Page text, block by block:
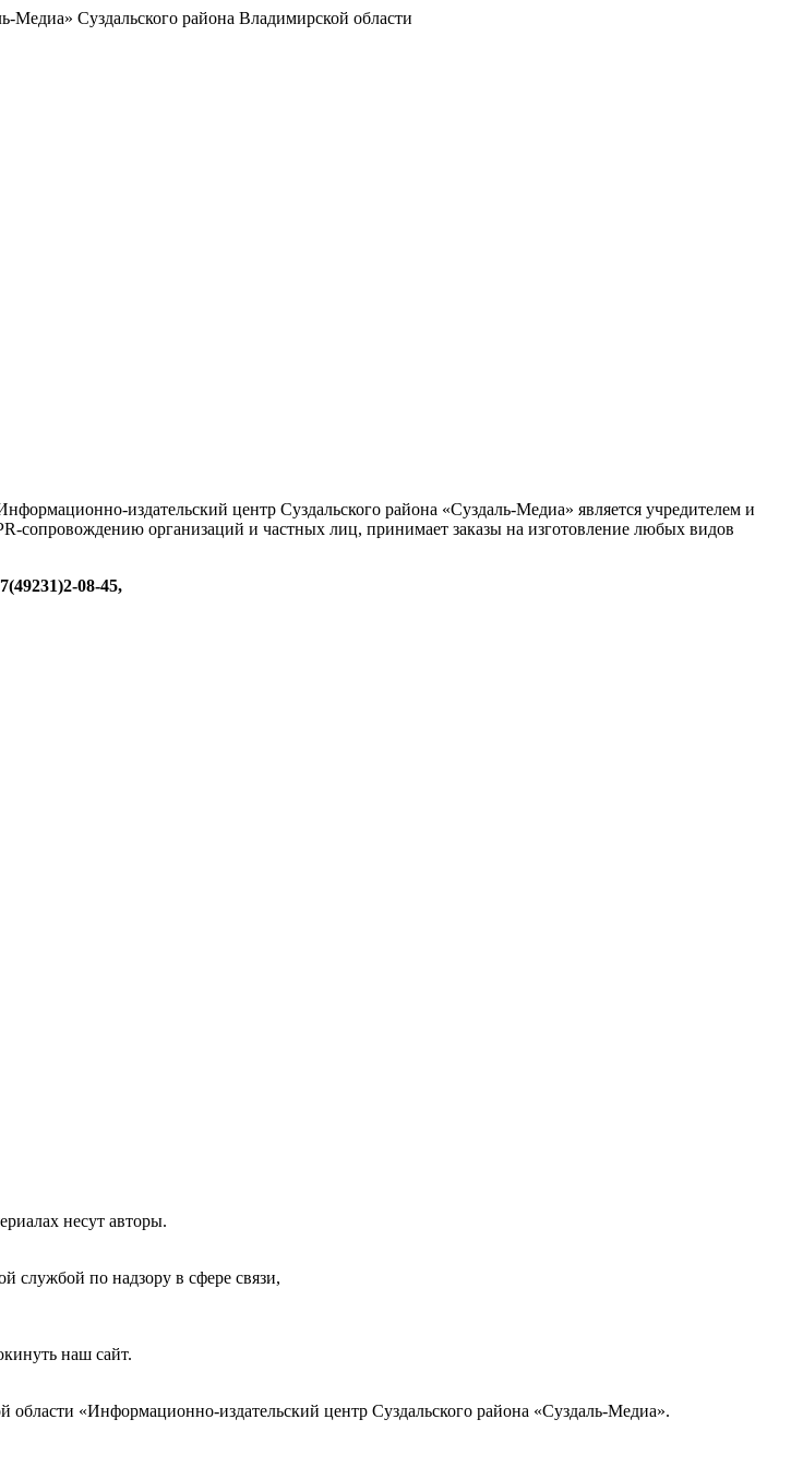
Суздальского района Владимирской области
издательский центр Суздальского района «Суздаль-Медиа» является учредителем и
сопровождению организаций и частных лиц, принимает заказы на изготовление любых видов
08-45,
несут авторы.
службой по надзору в сфере связи,
наш сайт.
«Информационно-издательский центр Суздальского района «Суздаль-Медиа».